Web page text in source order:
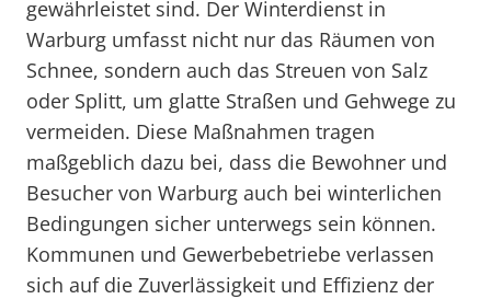
gewährleistet sind. Der Winterdienst in
Warburg umfasst nicht nur das Räumen von
Schnee, sondern auch das Streuen von Salz
oder Splitt, um glatte Straßen und Gehwege zu
vermeiden. Diese Maßnahmen tragen
maßgeblich dazu bei, dass die Bewohner und
Besucher von Warburg auch bei winterlichen
Bedingungen sicher unterwegs sein können.
Kommunen und Gewerbebetriebe verlassen
sich auf die Zuverlässigkeit und Effizienz der